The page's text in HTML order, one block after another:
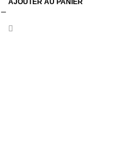
AJOUTER AU PANIER